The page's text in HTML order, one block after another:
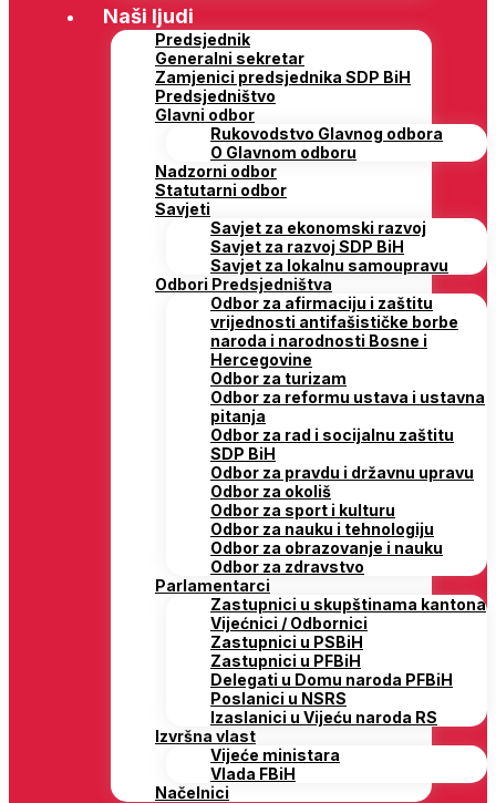
Naši ljudi
Predsjednik
Generalni sekretar
Zamjenici predsjednika SDP BiH
Predsjedništvo
Glavni odbor
Rukovodstvo Glavnog odbora
O Glavnom odboru
Nadzorni odbor
Statutarni odbor
Savjeti
Savjet za ekonomski razvoj
Savjet za razvoj SDP BiH
Savjet za lokalnu samoupravu
Odbori Predsjedništva
Odbor za afirmaciju i zaštitu
vrijednosti antifašističke borbe
naroda i narodnosti Bosne i
Hercegovine
Odbor za turizam
Odbor za reformu ustava i ustavna
pitanja
Odbor za rad i socijalnu zaštitu
SDP BiH
Odbor za pravdu i državnu upravu
Odbor za okoliš
Odbor za sport i kulturu
Odbor za nauku i tehnologiju
Odbor za obrazovanje i nauku
Odbor za zdravstvo
Parlamentarci
Zastupnici u skupštinama kantona
Vijećnici / Odbornici
Zastupnici u PSBiH
Zastupnici u PFBiH
Delegati u Domu naroda PFBiH
Poslanici u NSRS
Izaslanici u Vijeću naroda RS
Izvršna vlast
Vijeće ministara
Vlada FBiH
Načelnici